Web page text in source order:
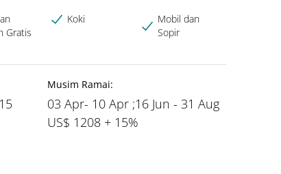
Gratis
Koki
Mobil dan
Sopir
Musim Ramai:
03 Apr- 10 Apr ;16 Jun - 31 Aug
US$ 1208 + 15%